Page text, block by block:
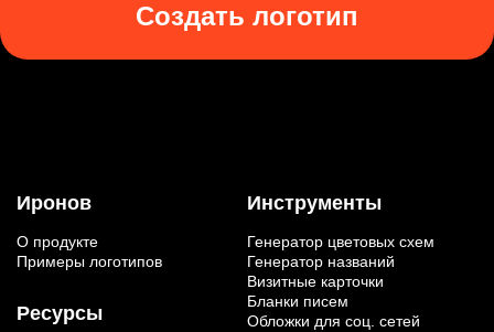
Создать логотип
Иронов
О продукте
Примеры логотипов
Ресурсы
Инструменты
Генератор цветовых схем
Генератор названий
Визитные карточки
Бланки писем
Обложки для соц. сетей